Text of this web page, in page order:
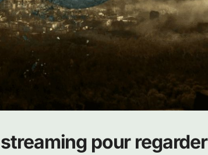
pour regarder